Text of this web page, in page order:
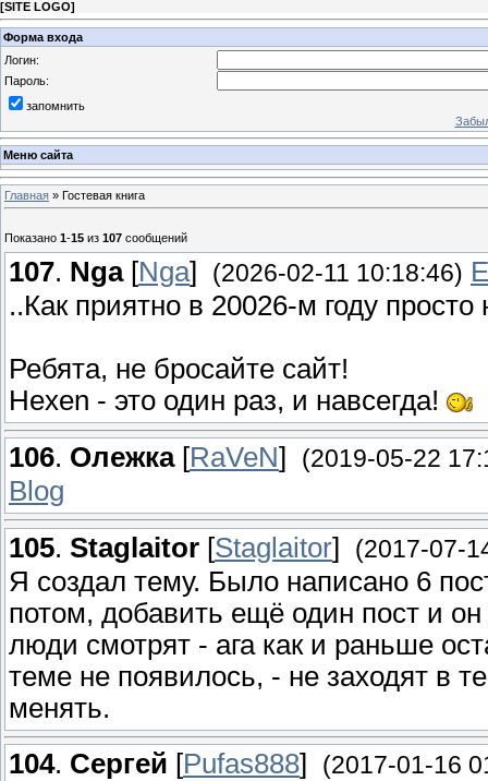
[SITE LOGO]
Форма входа
Логин:
Пароль:
запомнить
Меню сайта
Главная » Гостевая книга
Показано 1-15 из 107 сообщений
107. Nga [Nga] (2026-02-11 10:18:46)
..Как приятно в 20026-м году
Ребята, не бросайте сайт!
Hexen - это один раз, и навсегда!
106. Олежка [RaVeN] (2019-05-22
Blog
105. Staglaitor [Staglaitor] (2017-07-
Я создал тему. Было написано 6
потом, добавить ещё один пост и
люди смотрят - ага как и раньше
теме не появилось, - не заходят в
менять.
104. Сергей [Pufas888] (2017-01-16